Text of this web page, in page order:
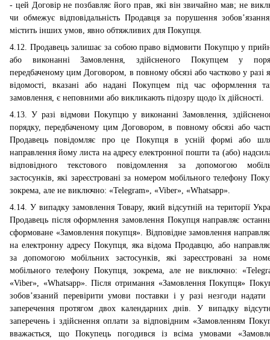
- цей Договір не позбавляє його прав, які він звичайно мав; не
чи обмежує відповідальність Продавця за порушення
містить інших умов, явно обтяжливих для Покупця.
4.12. Продавець залишає за собою право відмовити Покупцю у
або виконанні Замовлення, здійсненого Покупцем у
передбаченому цим Договором, в повному обсязі або частково у разі
відомості, вказані або надані Покупцем під час оформлення
замовлення, є неповними або викликають підозру щодо їх дійсності.
4.13. У разі відмови Покупцю у виконанні Замовлення,
порядку, передбаченому цим Договором, в повному обсязі або
Продавець повідомляє про це Покупця в усній формі або
направлення йому листа на адресу електронної пошти та (або)
відповідного текстового повідомлення за допомогою
застосунків, які зареєстровані за номером мобільного телефону
зокрема, але не виключно: «Telegram», «Viber», «Whatsapp».
4.14. У випадку замовлення Товару, який відсутній на території
Продавець після оформлення замовлення Покупця направляє
сформоване «Замовлення покупця». Відповідне замовлення
на електронну адресу Покупця, яка відома Продавцю, або
за допомогою мобільних застосунків, які зареєстровані за
мобільного телефону Покупця, зокрема, але не виключно:
«Viber», «Whatsapp». Після отримання «Замовлення Покупця»
зобов’язаний перевірити умови поставки і у разі незгоди надати
заперечення протягом двох календарних днів. У випадку
заперечень і здійснення оплати за відповідним «Замовленням
вважається, що Покупець погодився із всіма умовами